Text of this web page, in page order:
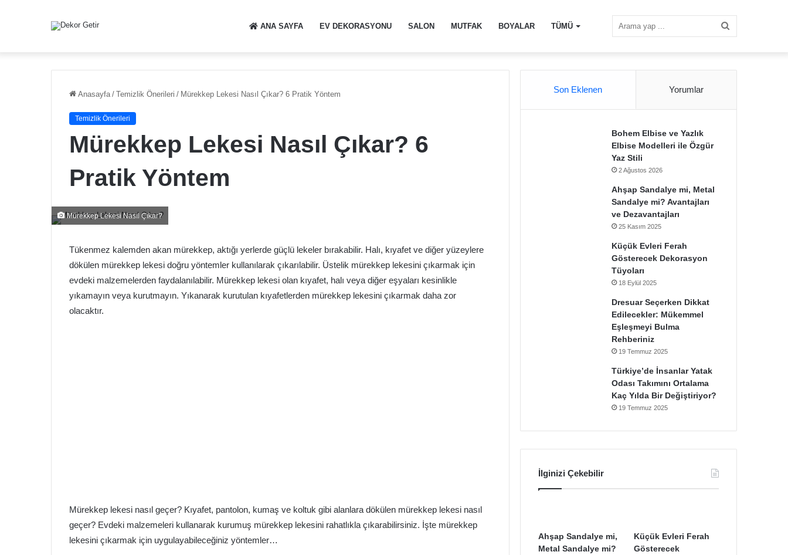
ANA SAYFA EV DEKORASYONU SALON MUTFAK BOYALAR TÜMÜ
Anasayfa / Temizlik Önerileri / Mürekkep Lekesi Nasıl Çıkar? 6 Pratik Yöntem
Temizlik Önerileri
Mürekkep Lekesi Nasıl Çıkar? 6
Pratik Yöntem
Mürekkep Lekesi Nasıl Çıkar?
Tükenmez kalemden akan mürekkep, aktığı yerlerde güçlü lekeler bırakabilir. Halı, kıyafet ve diğer yüzeylere
dökülen mürekkep lekesi doğru yöntemler kullanılarak çıkarılabilir. Üstelik mürekkep lekesini çıkarmak için
evdeki malzemelerden faydalanılabilir. Mürekkep lekesi olan kıyafet, halı veya diğer eşyaları kesinlikle
yıkamayın veya kurutmayın. Yıkanarak kurutulan kıyafetlerden mürekkep lekesini çıkarmak daha zor
olacaktır.
Mürekkep lekesi nasıl geçer? Kıyafet, pantolon, kumaş ve koltuk gibi alanlara dökülen mürekkep lekesi nasıl
geçer? Evdeki malzemeleri kullanarak kurumuş mürekkep lekesini rahatlıkla çıkarabilirsiniz. İşte mürekkep
lekesini çıkarmak için uygulayabileceğiniz yöntemler…
Son Eklenen Yorumlar
Bohem Elbise ve Yazlık
Elbise Modelleri ile Özgür
Yaz Stili
2 Ağustos 2026
Ahşap Sandalye mi, Metal
Sandalye mi? Avantajları
ve Dezavantajları
25 Kasım 2025
Küçük Evleri Ferah
Gösterecek Dekorasyon
Tüyoları
18 Eylül 2025
Dresuar Seçerken Dikkat
Edilecekler: Mükemmel
Eşleşmeyi Bulma
Rehberiniz
19 Temmuz 2025
Türkiye’de İnsanlar Yatak
Odası Takımını Ortalama
Kaç Yılda Bir Değiştiriyor?
19 Temmuz 2025
İlginizi Çekebilir
Ahşap Sandalye mi,
Metal Sandalye mi?
Küçük Evleri Ferah
Gösterecek